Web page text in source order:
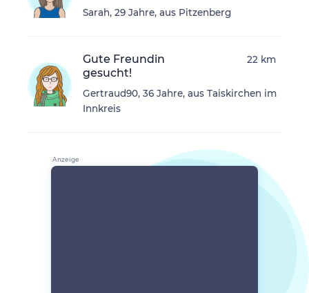
Sarah, 29 Jahre, aus Pitzenberg
Gute Freundin
gesucht!
Gertraud90, 36 Jahre, aus Taiskirchen im
Innkreis
22 km